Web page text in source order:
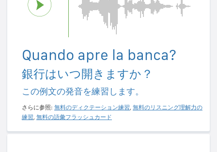
Quando apre la banca?
銀行はいつ開きますか？
この例文の発音を練習します。
さらに参照: 無料のディクテーション練習, 無料のリスニング理解力の
練習, 無料の語彙フラッシュカード